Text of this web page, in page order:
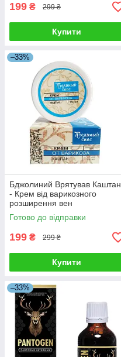
199 ₴ 299 ₴
Купити
–33%
Бджолиний Врятував Каштан
- Крем від варикозного
розширення вен
Готово до відправки
199 ₴ 299 ₴
Купити
–33%